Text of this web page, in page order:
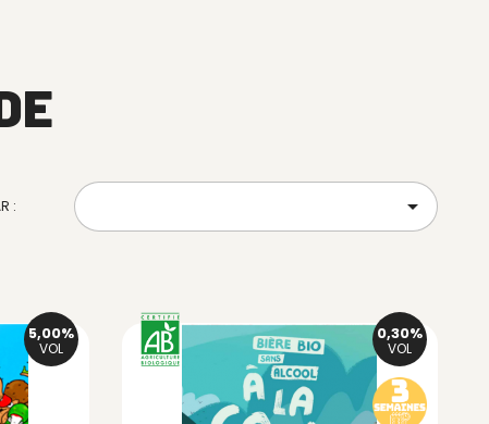
: 
5,00%
VOL
0,30%
VOL